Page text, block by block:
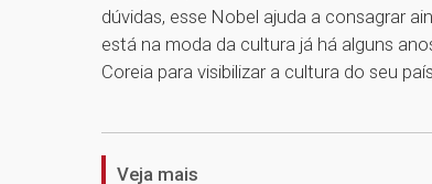
dúvidas, esse Nobel ajuda a consagrar
está na moda da cultura já há alguns
Coreia para visibilizar a cultura do seu
Veja mais